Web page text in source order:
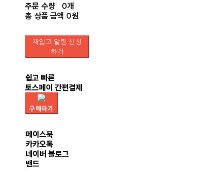
주문 수량
0개
총 상품 금액 0원
재입고 알림 신청
하기
쉽고 빠른
토스페이 간편결제
구매하기
페이스북
카카오톡
네이버 블로그
밴드